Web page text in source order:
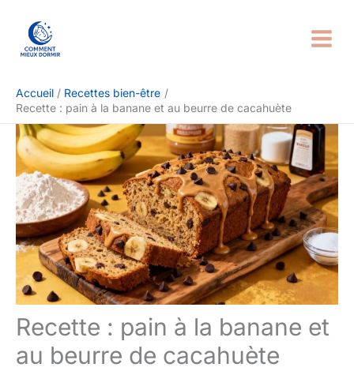
contenu
Accueil
Recettes bien-être
Recette : pain à la banane et au beurre de cacahuète
Recette : pain à la banane et
au beurre de cacahuète